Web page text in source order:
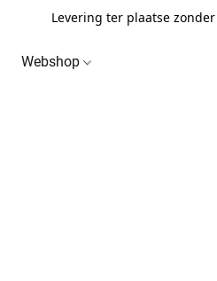
Levering ter plaatse
Webshop